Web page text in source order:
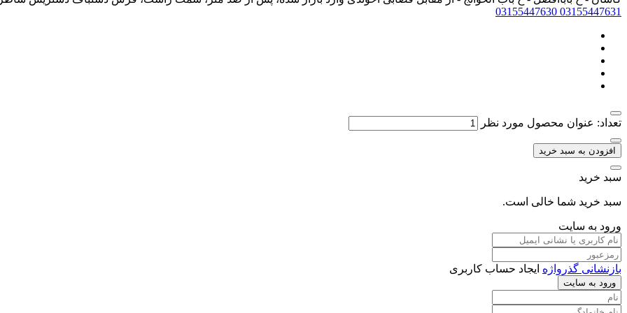
03155447631
03155447630
تعداد: عنوان محصول مورد نظر
افزودن به سبد خرید
سبد خرید
سبد خرید شما خالی است.
ورود به سایت
بازنشانی گذرواژه ایجاد حساب کاربری
ورود به سایت